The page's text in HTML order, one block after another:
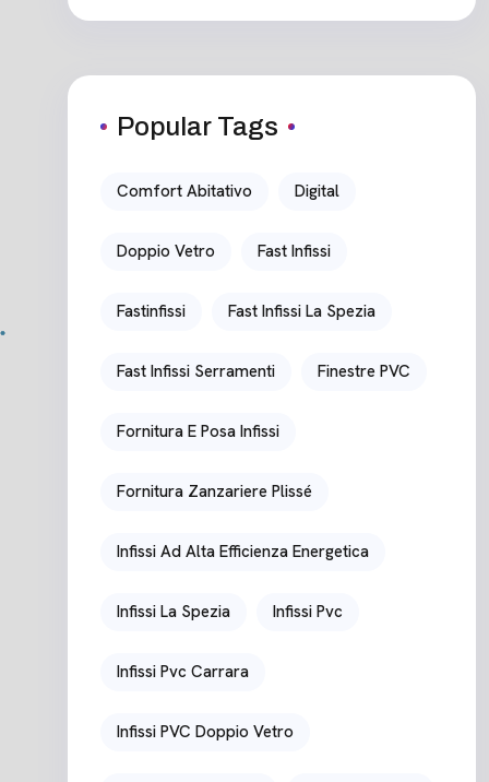
Popular Tags
Comfort Abitativo Digital
Doppio Vetro Fast Infissi
Fastinfissi Fast Infissi La Spezia
Fast Infissi Serramenti Finestre PVC
Fornitura E Posa Infissi
Fornitura Zanzariere Plissé
Infissi Ad Alta Efficienza Energetica
Infissi La Spezia Infissi Pvc
Infissi Pvc Carrara
Infissi PVC Doppio Vetro